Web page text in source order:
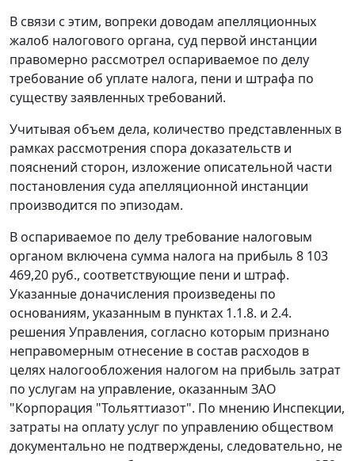
В связи с этим, вопреки доводам апелляционных
жалоб налогового органа, суд первой инстанции
правомерно рассмотрел оспариваемое по делу
требование об уплате налога, пени и штрафа по
существу заявленных требований.
Учитывая объем дела, количество представленных в
рамках рассмотрения спора доказательств и
пояснений сторон, изложение описательной части
постановления суда апелляционной инстанции
производится по эпизодам.
В оспариваемое по делу требование налоговым
органом включена сумма налога на прибыль 8 103
469,20 руб., соответствующие пени и штраф.
Указанные доначисления произведены по
основаниям, указанным в пунктах 1.1.8. и 2.4.
решения Управления, согласно которым признано
неправомерным отнесение в состав расходов в
целях налогообложения налогом на прибыль затрат
по услугам на управление, оказанным ЗАО
"Корпорация "Тольяттиазот". По мнению Инспекции,
затраты на оплату услуг по управлению обществом
документально не подтверждены, следовательно, не